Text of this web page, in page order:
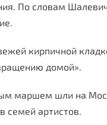
По словам
кирпичной
домой».
маршем шли на
семей артистов.